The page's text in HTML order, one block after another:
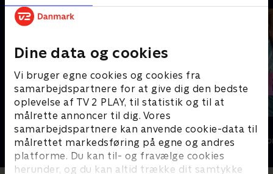
Dine data og cookies
Vi bruger egne cookies og cookies fra
samarbejdspartnere for at give dig den bedste
oplevelse af TV 2 PLAY, til statistik og til at
målrette annoncer til dig. Vores
samarbejdspartnere kan anvende cookie-data til
målrettet markedsføring på egne og andres
platforme. Du kan til- og fravælge cookies
herunder, og du kan altid trække dit samtykke
Beverly Hills 90210
Drama • 10 sæsoner
Killjoy
Drama • 1